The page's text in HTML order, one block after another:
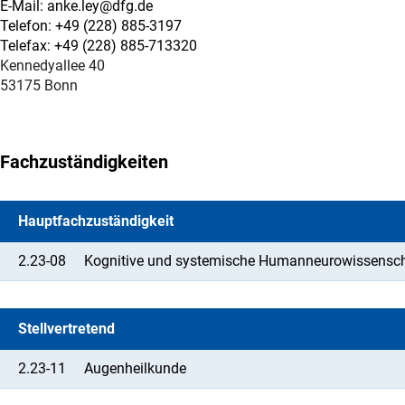
E-Mail: anke.ley@dfg.de
Telefon: +49 (228) 885-3197
Telefax: +49 (228) 885-713320
Kennedyallee 40
53175 Bonn
Fachzuständigkeiten
Hauptfachzuständigkeit
2.23-08 Kognitive und systemische
Stellvertretend
2.23-11 Augenheilkunde